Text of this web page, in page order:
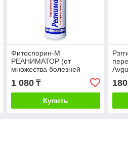
Фитоспорин-М
РЕАНИМАТОР (от
множества болезней
садовых культур)
БашИнком, 200мл
1 080₸
Купить
180